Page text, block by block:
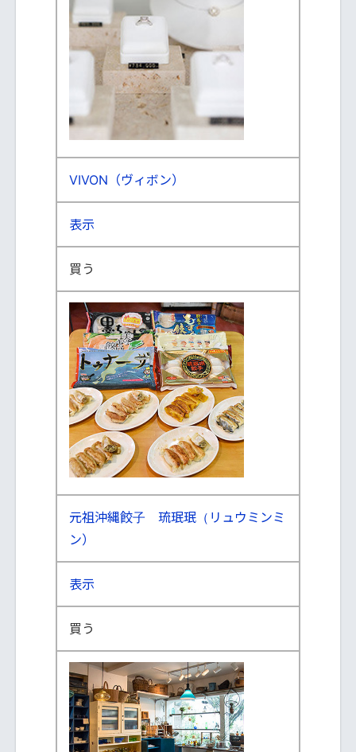
VIVON（ヴィボン）
表示
買う
元祖沖縄餃子 琉珉珉（リュウミンミ
ン）
表示
買う